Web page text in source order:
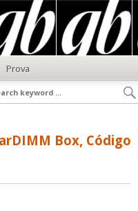
Prova
Box, Código